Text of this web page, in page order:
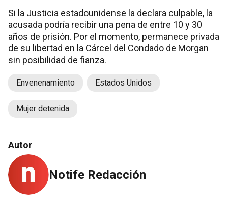
Si la Justicia estadounidense la declara culpable, la
acusada podría recibir una pena de entre 10 y 30
años de prisión. Por el momento, permanece privada
de su libertad en la Cárcel del Condado de Morgan
sin posibilidad de fianza.
Envenenamiento Estados Unidos
Mujer detenida
Autor
Notife Redacción